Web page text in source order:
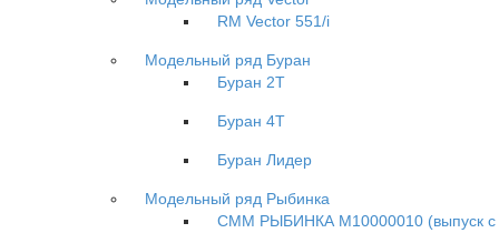
RM Vector 551/i
Модельный ряд Буран
Буран 2Т
Буран 4Т
Буран Лидер
Модельный ряд Рыбинка
СММ РЫБИНКА M10000010 (выпуск с